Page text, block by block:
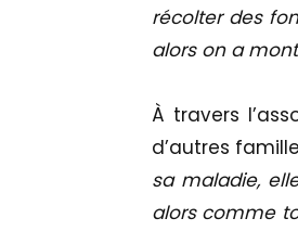
récolter des
alors on a
À travers
d’autres
sa maladie,
alors comme